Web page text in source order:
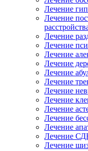
Лечение
Лечение
Лечение
Лечение
Лечение
Лечение
Лечение
Лечение
Лечение
Лечение
Лечение
Лечение
Лечение
Лечение
Лечение